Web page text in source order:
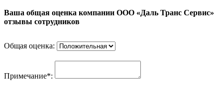
Ваша общая оценка компании ООО «Даль Транс Сервис»
отзывы сотрудников
Общая оценка:
Примечание*: